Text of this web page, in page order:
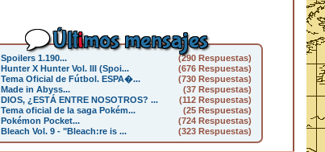
Últimos mensajes
Spoilers 1.190...
(290 Respuestas)
Hunter X Hunter Vol. III (Spoi...
(676 Respuestas)
Tema Oficial de Fútbol. ESPA�...
(730 Respuestas)
Made in Abyss...
(37 Respuestas)
DIOS, ¿ESTÁ ENTRE NOSOTROS? ...
(112 Respuestas)
Tema oficial de la saga Pokém...
(25 Respuestas)
Pokémon Pocket...
(724 Respuestas)
Bleach Vol. 9 - "Bleach:re is ...
(323 Respuestas)